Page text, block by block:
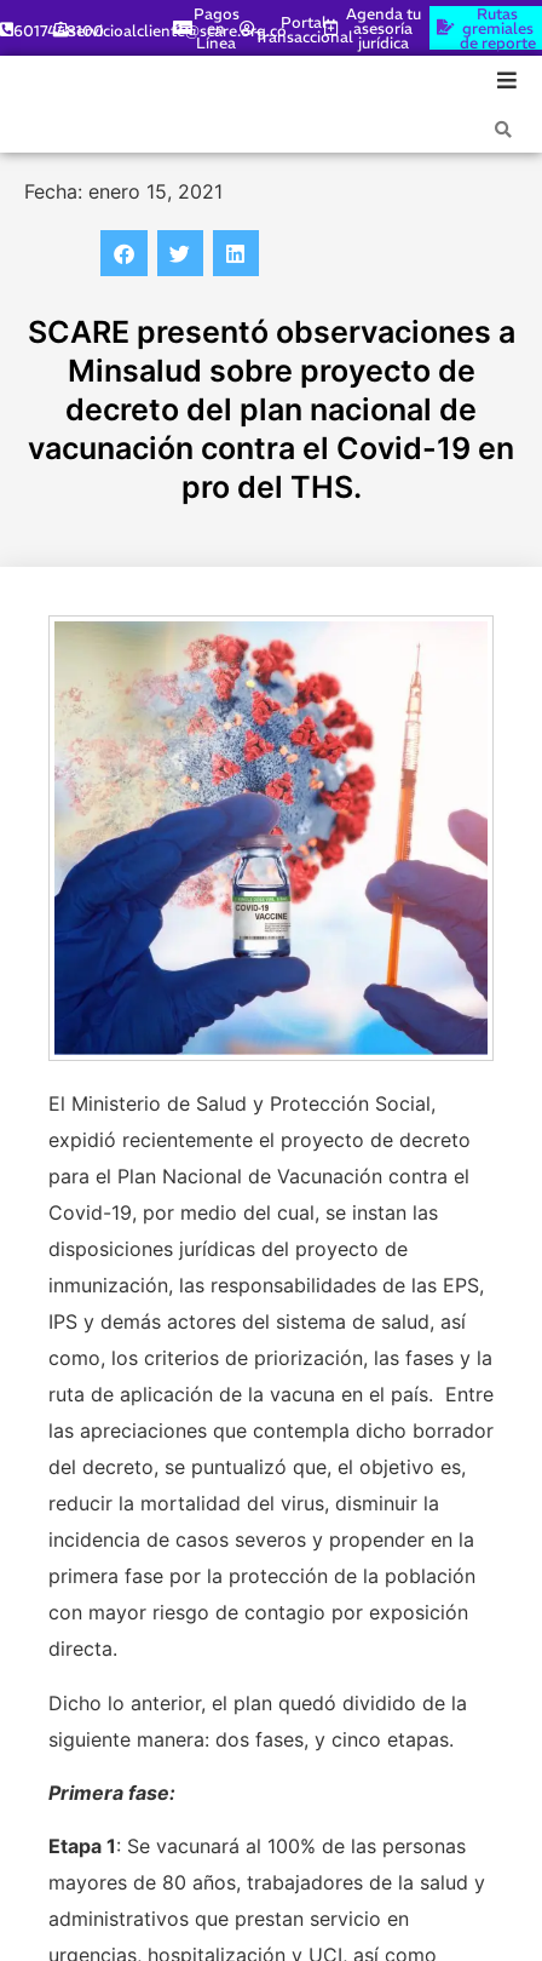
6017448100servicioalcliente@scare.org.co
Pagos
en
Línea
Portal
Transaccional
Agenda tu
asesoría
jurídica
Rutas
gremiales
de reporte
Fecha: enero 15, 2021
SCARE presentó observaciones a
Minsalud sobre proyecto de
decreto del plan nacional de
vacunación contra el Covid-19 en
pro del THS.
El Ministerio de Salud y Protección Social,
expidió recientemente el proyecto de decreto
para el Plan Nacional de Vacunación contra el
Covid-19, por medio del cual, se instan las
disposiciones jurídicas del proyecto de
inmunización, las responsabilidades de las EPS,
IPS y demás actores del sistema de salud, así
como, los criterios de priorización, las fases y la
ruta de aplicación de la vacuna en el país. Entre
las apreciaciones que contempla dicho borrador
del decreto, se puntualizó que, el objetivo es,
reducir la mortalidad del virus, disminuir la
incidencia de casos severos y propender en la
primera fase por la protección de la población
con mayor riesgo de contagio por exposición
directa.
Dicho lo anterior, el plan quedó dividido de la
siguiente manera: dos fases, y cinco etapas.
Primera fase:
Etapa 1: Se vacunará al 100% de las personas
mayores de 80 años, trabajadores de la salud y
administrativos que prestan servicio en
urgencias, hospitalización y UCI, así como